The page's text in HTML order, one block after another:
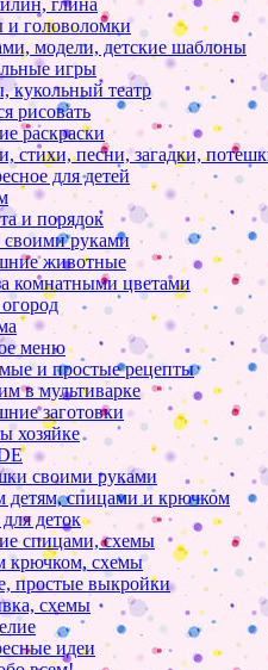
глина
и головоломки
модели, детские шаблоны
игры
кукольный театр
рисовать
раскраски
стихи, песни, загадки,
для детей
и порядок
своими руками
животные
комнатными цветами
меню
и простые рецепты
в мультиварке
заготовки
хозяйке
своими руками
детям, спицами и крючком
деток
спицами, схемы
крючком, схемы
простые выкройки
схемы
идеи